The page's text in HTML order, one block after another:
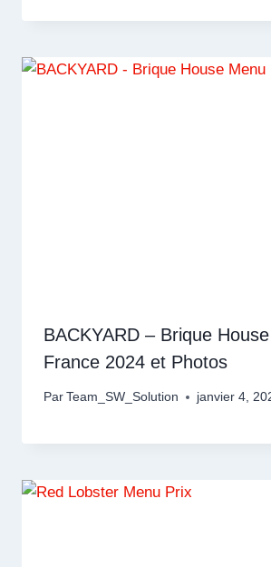
BACKYARD – Brique
France 2024 et Photos
Par Team_SW_Solution janvier 4,